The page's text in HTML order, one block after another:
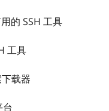
的 SSH 工具
工具
载器